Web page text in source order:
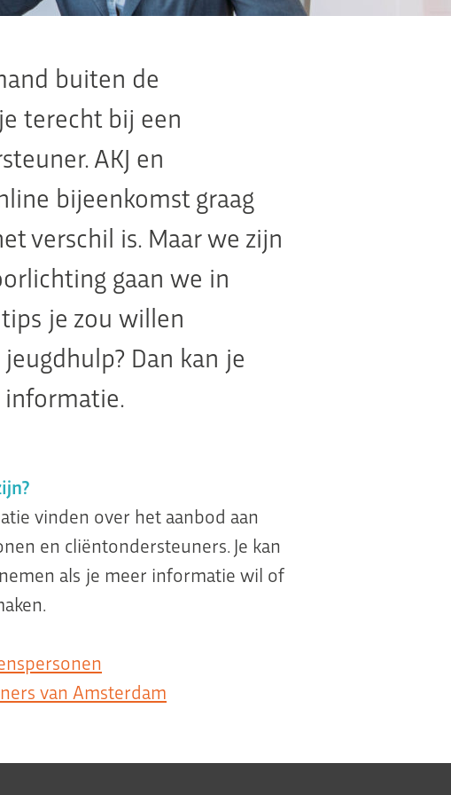
buiten de
terecht bij een
AKJ en
bijeenkomst graag
verschil is. Maar we zijn
gaan we in
je zou willen
Dan kan je
informatie.
vinden over het aanbod aan
en cliëntondersteuners. Je kan
als je meer informatie wil of
van Amsterdam